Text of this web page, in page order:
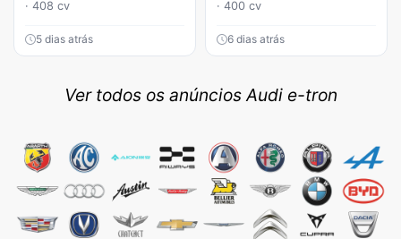
· 408 cv
5 dias atrás
· 400 cv
6 dias atrás
Ver todos os anúncios Audi e-tron